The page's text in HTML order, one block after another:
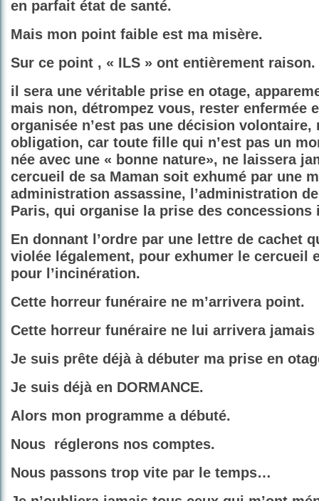
en parfait état de santé.
Mais mon point faible est ma misère.
Sur ce point , « ILS » ont entièrement raison.
il sera une véritable prise en otage,
mais non, détrompez vous, rester enfermée
organisée n’est pas une décision volontaire,
obligation, car toute fille qui n’est pas un
née avec une « bonne nature», ne laissera
cercueil de sa Maman soit exhumé par une
administration assassine, l’administration
Paris, qui organise la prise des concessions
En donnant l’ordre par une lettre de cachet
violée légalement, pour exhumer le cercueil
pour l’incinération.
Cette horreur funéraire ne m’arrivera point.
Cette horreur funéraire ne lui arrivera jamais
Je suis prête déjà à débuter ma prise en
Je suis déjà en DORMANCE.
Alors mon programme a débuté.
Nous réglerons nos comptes.
Nous passons trop vite par le temps…